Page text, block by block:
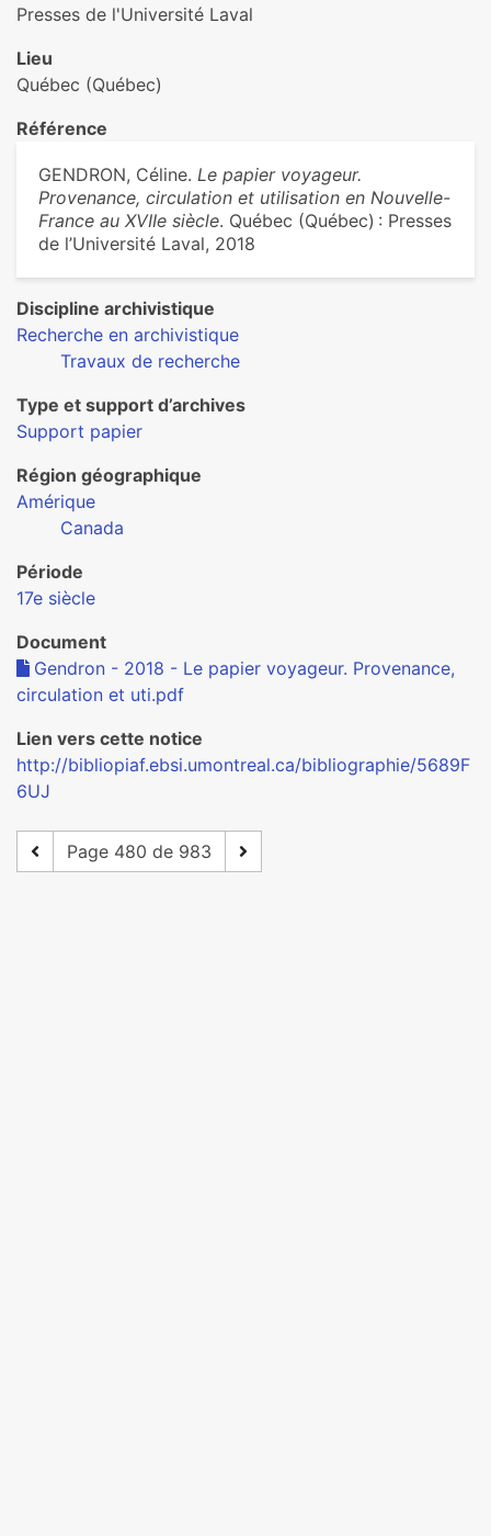
Presses de l'Université Laval
Lieu
Québec (Québec)
Référence
GENDRON, Céline. Le papier voyageur.
Provenance, circulation et utilisation en Nouvelle-
France au XVIIe siècle. Québec (Québec) : Presses
de l’Université Laval, 2018
Discipline archivistique
Recherche en archivistique
Travaux de recherche
Type et support d’archives
Support papier
Région géographique
Amérique
Canada
Période
17e siècle
Document
Gendron - 2018 - Le papier voyageur. Provenance,
circulation et uti.pdf
Lien vers cette notice
http://bibliopiaf.ebsi.umontreal.ca/bibliographie/5689F
6UJ
Page 480 de 983